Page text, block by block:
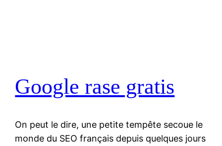
Google rase gratis
On peut le dire, une petite tempête secoue le
monde du SEO français depuis quelques jours